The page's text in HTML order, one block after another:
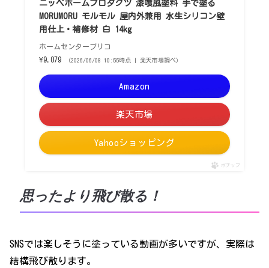
ニッペホームプロダクツ 漆喰風塗料 手で塗る
MORUMORU モルモル 屋内外兼用 水生シリコン壁
用仕上・補修材 白 14kg
ホームセンターブリコ
¥9,079
（2026/06/08 10:55時点 | 楽天市場調べ）
Amazon
楽天市場
Yahooショッピング
ポチップ
思ったより飛び散る！
SNSでは楽しそうに塗っている動画が多いですが、実際は
結構飛び散ります。